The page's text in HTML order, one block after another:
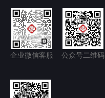
企业微信客服 公众号二维码